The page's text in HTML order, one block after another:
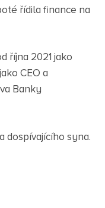
řídila finance na
října 2021 jako
CEO a
Banky
dospívajícího syna.